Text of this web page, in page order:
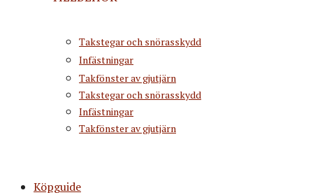
Takstegar och snörasskydd
Infästningar
Takfönster av gjutjärn
Takstegar och snörasskydd
Infästningar
Takfönster av gjutjärn
Köpguide